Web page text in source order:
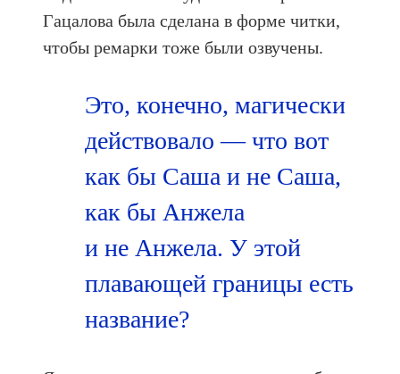
Гацалова была сделана в форме читки,
чтобы ремарки тоже были озвучены.
Это, конечно, магически
действовало — что вот
как бы Саша и не Саша,
как бы Анжела
и не Анжела. У этой
плавающей границы есть
название?